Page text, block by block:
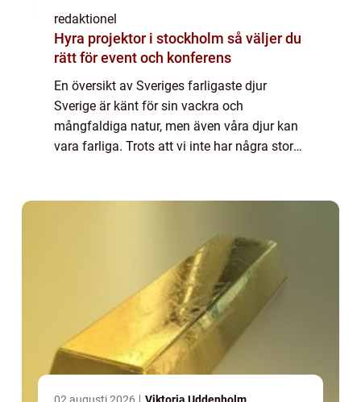
redaktionel
Hyra projektor i stockholm så väljer du
rätt för event och konferens
En översikt av Sveriges farligaste djur
Sverige är känt för sin vackra och
mångfaldiga natur, men även våra djur kan
vara farliga. Trots att vi inte har några stora